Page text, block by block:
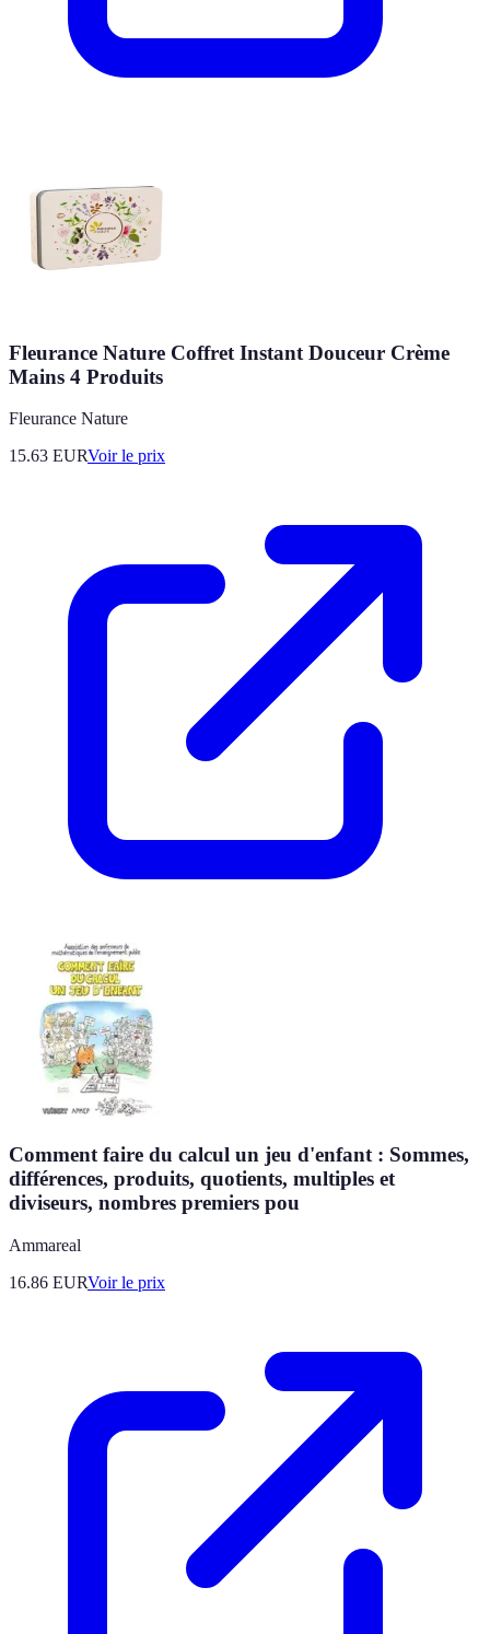
Fleurance Nature Coffret Instant Douceur Crème
Mains 4 Produits
Fleurance Nature
15.63 EURVoir le prix
Comment faire du calcul un jeu d'enfant : Sommes,
différences, produits, quotients, multiples et
diviseurs, nombres premiers pou
Ammareal
16.86 EURVoir le prix